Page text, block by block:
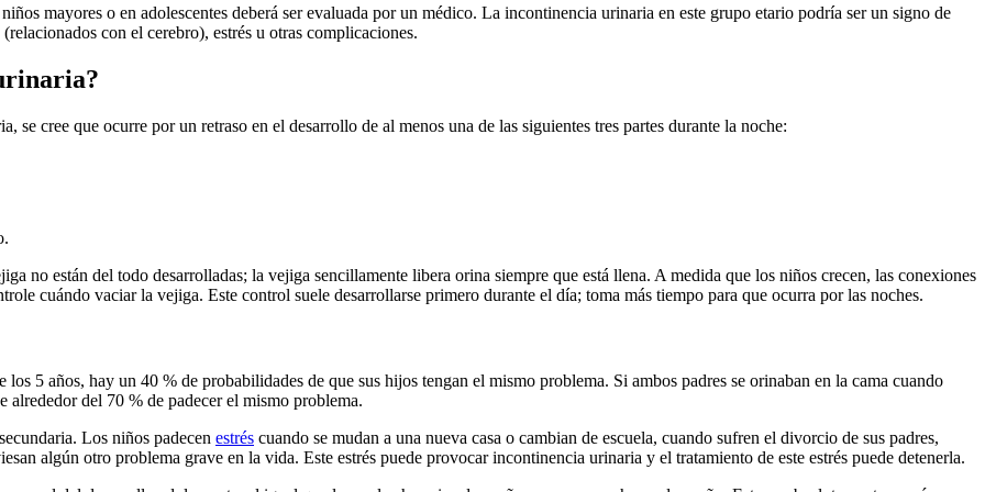
mayores o en adolescentes deberá ser evaluada por un médico. La incontinencia urinaria en este grupo etario podría ser un signo de
con el cerebro), estrés u otras complicaciones.
se cree que ocurre por un retraso en el desarrollo de al menos una de las siguientes tres partes durante la noche:
no están del todo desarrolladas; la vejiga sencillamente libera orina siempre que está llena. A medida que los niños crecen, las conexiones
cuándo vaciar la vejiga. Este control suele desarrollarse primero durante el día; toma más tiempo para que ocurra por las noches.
los 5 años, hay un 40 % de probabilidades de que sus hijos tengan el mismo problema. Si ambos padres se orinaban en la cama cuando
alrededor del 70 % de padecer el mismo problema.
Los niños padecen estrés cuando se mudan a una nueva casa o cambian de escuela, cuando sufren el divorcio de sus padres,
algún otro problema grave en la vida. Este estrés puede provocar incontinencia urinaria y el tratamiento de este estrés puede detenerla.